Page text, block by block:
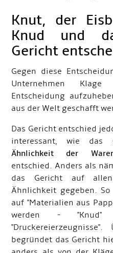
Knut, der
Knud und
Gericht
Gegen diese
Unternehmen
Entscheidung
aus der Welt geschafft
Das Gericht entschied
interessant, wie das
Ähnlichkeit der
entschied. Anders als
das Gericht auf allen
Ähnlichkeit gegeben.
auf "Materialien aus
werden - "Knud"
begründet das Gericht